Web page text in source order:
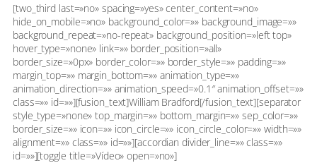
[two_third last=»no» spacing=»yes» center_content=»no»
hide_on_mobile=»no» background_color=»» background_image=»»
background_repeat=»no-repeat» background_position=»left top»
hover_type=»none» link=»» border_position=»all»
border_size=»0px» border_color=»» border_style=»» padding=»»
margin_top=»» margin_bottom=»» animation_type=»»
animation_direction=»» animation_speed=»0.1″ animation_offset=»»
class=»» id=»»][fusion_text]William Bradford[/fusion_text][separator
style_type=»none» top_margin=»» bottom_margin=»» sep_color=»»
border_size=»» icon=»» icon_circle=»» icon_circle_color=»» width=»»
alignment=»» class=»» id=»»][accordian divider_line=»» class=»»
id=»»][toggle title=»Vídeo» open=»no»]